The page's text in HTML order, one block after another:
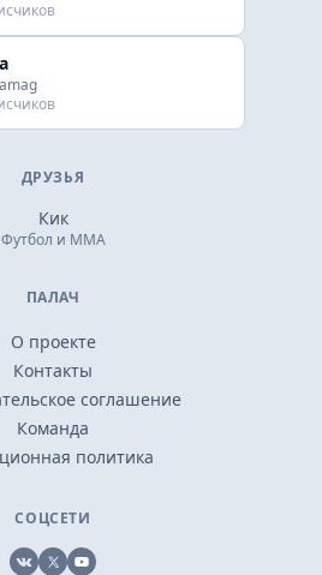
ДРУЗЬЯ
Кик
Футбол и ММА
ПАЛАЧ
О проекте
Контакты
соглашение
Команда
политика
СОЦСЕТИ
VK X YouTube